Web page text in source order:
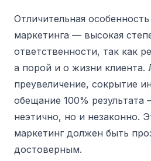
Отличительная
маркетинга — высокая
ответственности, так как
а порой и о жизни клиента.
преувеличение, сокрытие
обещание 100% результата
неэтично, но и незаконно.
маркетинг должен быть
достоверным.